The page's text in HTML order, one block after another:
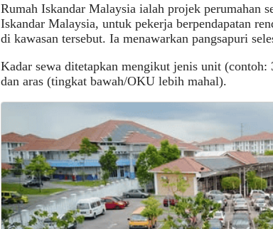
Rumah Iskandar Malaysia ialah projek perumahan
Iskandar Malaysia, untuk pekerja berpendapatan
di kawasan tersebut. Ia menawarkan pangsapuri
Kadar sewa ditetapkan mengikut jenis unit
dan aras (tingkat bawah/OKU lebih mahal).